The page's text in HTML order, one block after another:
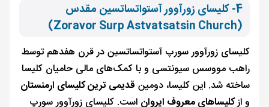
4- کلیسای زورآوور آستواتساتسین مقدس
(Zoravor Surp Astvatsatsin Church)
کلیسای زورآوور سورپ آستواتساتسین در قرن هفدهم توسط
راهب مووسس سیونتسی و با کمک‌های مالی حامیان کلیسا
ساخته شد. این کلیسا، دومین قدیمی ترین کلیسای ارمنستان
و ازکلیساهای معروف ایروان است. کلیسای زورآوور سورپ